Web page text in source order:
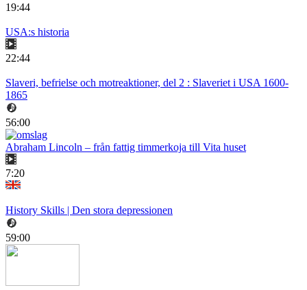
19:44
USA:s historia
22:44
Slaveri, befrielse och motreaktioner, del 2 : Slaveriet i USA 1600-
1865
56:00
Abraham Lincoln – från fattig timmerkoja till Vita huset
7:20
History Skills | Den stora depressionen
59:00